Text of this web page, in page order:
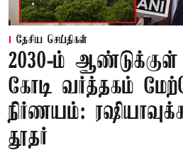
தேசிய செய்திகள்
2030-ம் ஆண்டுக்குள்
கோடி வர்த்தகம்
நிர்ணயம்:
தூதர்